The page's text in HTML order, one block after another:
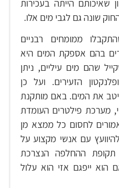
שאיכותם הייתה בעכירות
שונה גם לגבי מים אלו.
ממומחים רבניים
בהם אספקת המים היא
שהם מים עיליים, ניתן
הזעירים. ועל כן
את המים. באם מותקנת
מערכת פילטרים העומדת
לחסום כל ממצא מן
עם אנשי מקצוע על
תקופת ההחלפה הנצרכת
הוא ייפגם אזי הוא עלול